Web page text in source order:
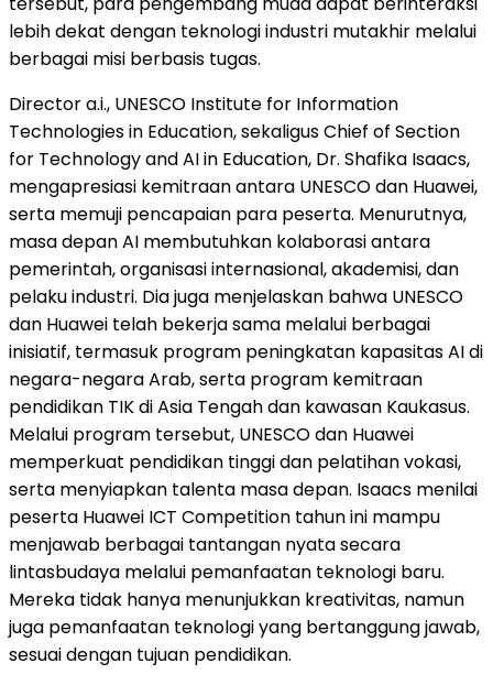
lebih dekat dengan teknologi industri mutakhir melalui
berbagai misi berbasis tugas.
Director a.i., UNESCO Institute for Information
Technologies in Education, sekaligus Chief of Section
for Technology and AI in Education, Dr. Shafika Isaacs,
mengapresiasi kemitraan antara UNESCO dan Huawei,
serta memuji pencapaian para peserta. Menurutnya,
masa depan AI membutuhkan kolaborasi antara
pemerintah, organisasi internasional, akademisi, dan
pelaku industri. Dia juga menjelaskan bahwa UNESCO
dan Huawei telah bekerja sama melalui berbagai
inisiatif, termasuk program peningkatan kapasitas AI di
negara-negara Arab, serta program kemitraan
pendidikan TIK di Asia Tengah dan kawasan Kaukasus.
Melalui program tersebut, UNESCO dan Huawei
memperkuat pendidikan tinggi dan pelatihan vokasi,
serta menyiapkan talenta masa depan. Isaacs menilai
peserta Huawei ICT Competition tahun ini mampu
menjawab berbagai tantangan nyata secara
lintasbudaya melalui pemanfaatan teknologi baru.
Mereka tidak hanya menunjukkan kreativitas, namun
juga pemanfaatan teknologi yang bertanggung jawab,
sesuai dengan tujuan pendidikan.